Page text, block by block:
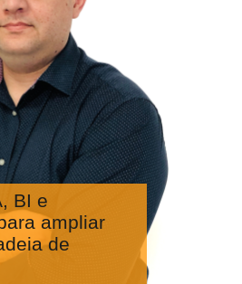
BI e
ampliar
de